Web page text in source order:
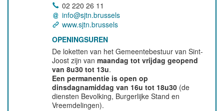
02 220 26 11
info@sjtn.brussels
www.sjtn.brussels
OPENINGSUREN
De loketten van het Gemeentebestuur van Sint-
Joost zijn vanmaandag tot vrijdag geopend
van 8u30 tot 13u.
Een permanentie is open op
dinsdagnamiddag van 16u tot 18u30 (de
diensten Bevolking, Burgerlijke Stand en
Vreemdelingen).